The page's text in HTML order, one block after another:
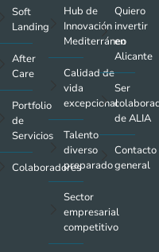
Soft
Landing
After
Care
Portfolio
de
Servicios
Colaboradores
Hub de
Innovación
Mediterráneo
Calidad de
vida
excepcional
Talento
diverso
preparado
Sector
empresarial
competitivo
Quiero
invertir
en
Alicante
Ser
de ALIA
Contacto
general